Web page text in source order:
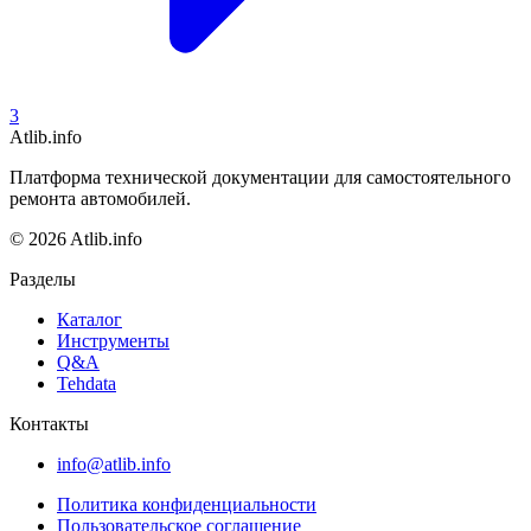
3
Atlib.info
Платформа технической документации для самостоятельного
ремонта автомобилей.
© 2026 Atlib.info
Разделы
Каталог
Инструменты
Q&A
Tehdata
Контакты
info@atlib.info
Политика конфиденциальности
Пользовательское соглашение